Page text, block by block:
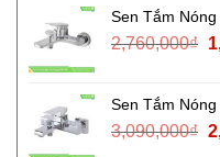
Sen Tắm
2,760,000₫
Sen Tắm
3,090,000₫